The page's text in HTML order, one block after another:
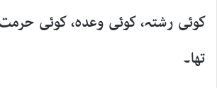
کوئی رشتہ، کوئی وعدہ، کوئی
تھا۔